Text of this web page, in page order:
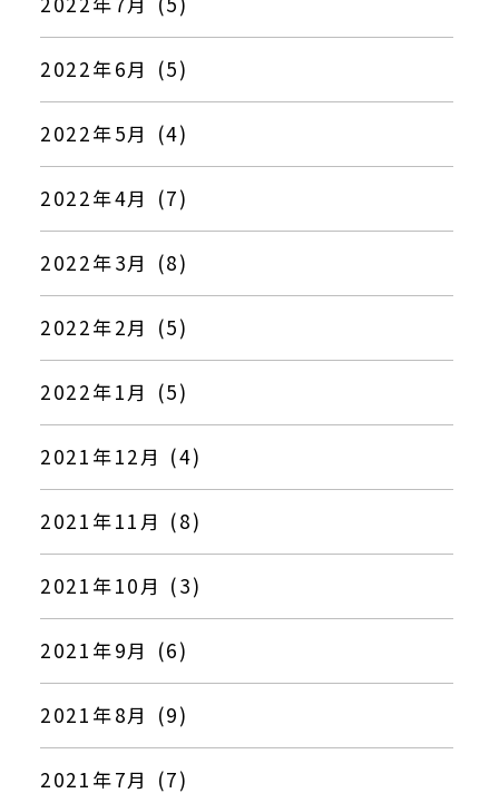
2022年6月 (5)
2022年5月 (4)
2022年4月 (7)
2022年3月 (8)
2022年2月 (5)
2022年1月 (5)
2021年12月 (4)
2021年11月 (8)
2021年10月 (3)
2021年9月 (6)
2021年8月 (9)
2021年7月 (7)